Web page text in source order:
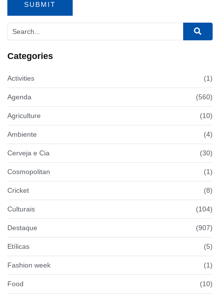
Categories
Activities (1)
Agenda (560)
Agriculture (10)
Ambiente (4)
Cerveja e Cia (30)
Cosmopolitan (1)
Cricket (8)
Culturais (104)
Destaque (907)
Etílicas (5)
Fashion week (1)
Food (10)